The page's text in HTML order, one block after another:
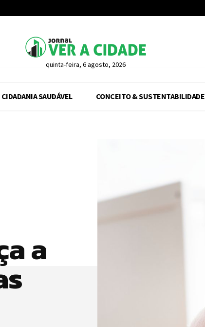
quinta-feira, 6 agosto, 2026
CIDADANIA SAUDÁVEL CONCEITO & SUSTENTABILIDADE
a